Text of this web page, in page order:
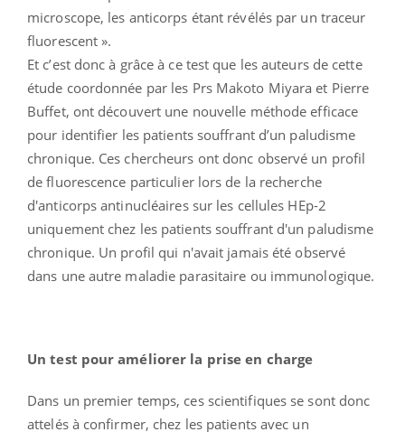
microscope, les anticorps étant révélés par un traceur
fluorescent ».
Et c’est donc à grâce à ce test que les auteurs de cette
étude coordonnée par les Prs Makoto Miyara et Pierre
Buffet, ont découvert une nouvelle méthode efficace
pour identifier les patients souffrant d’un paludisme
chronique. Ces chercheurs ont donc observé un profil
de fluorescence particulier lors de la recherche
d'anticorps antinucléaires sur les cellules HEp-2
uniquement chez les patients souffrant d'un paludisme
chronique. Un profil qui n'avait jamais été observé
dans une autre maladie parasitaire ou immunologique.
Un test pour améliorer la prise en charge
Dans un premier temps, ces scientifiques se sont donc
attelés à confirmer, chez les patients avec un